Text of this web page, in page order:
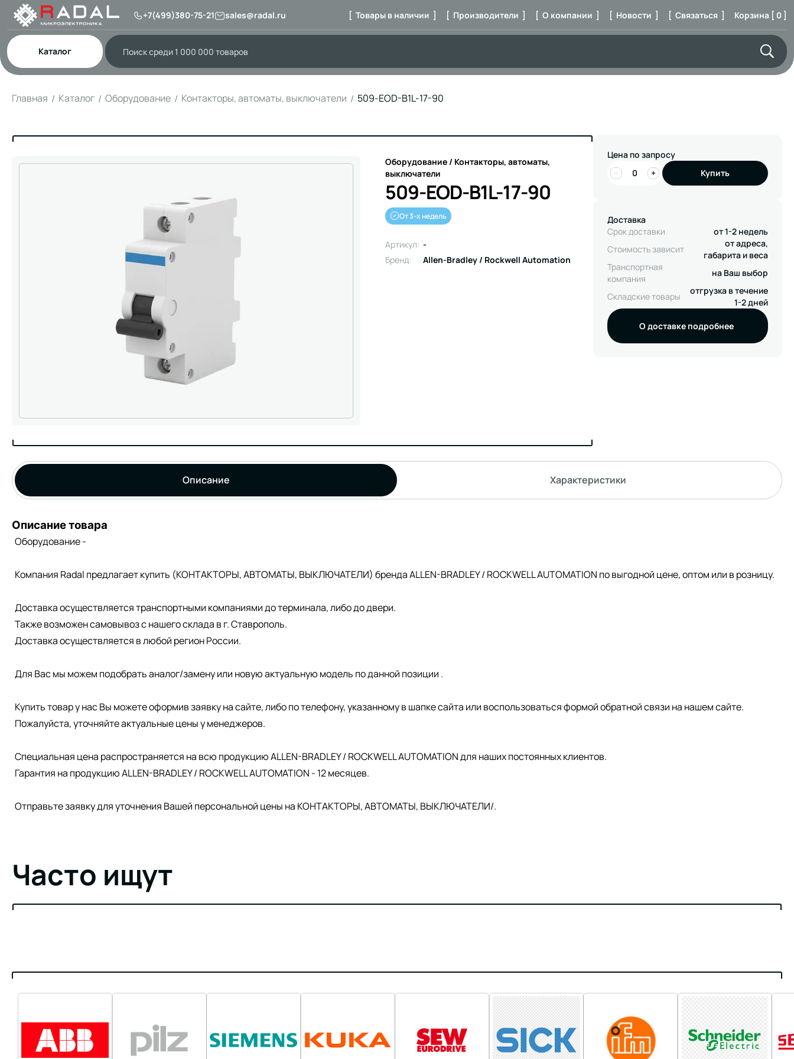
+7(499)380-75-21 sales@radal.ru [ Товары в наличии ] [ Производители ] [ О компании ] [ Новости ] [ Связаться ] Корзина [ 0 ]
Каталог
Главная Каталог Оборудование Контакторы, автоматы, выключатели 509-EOD-B1L-17-90
Оборудование / Контакторы, автоматы,
выключатели
509-EOD-B1L-17-90
От 3-х недель
Артикул: -
Бренд:
Allen-Bradley / Rockwell Automation
Цена по запросу
−
+ Купить
Доставка
Срок доставки
от 1-2 недель
Стоимость зависит
от адреса,
габарита и веса
Транспортная
компания
на Ваш выбор
Складские товары
отгрузка в течение
1-2 дней
О доставке подробнее
Описание Характеристики
Описание товара
Оборудование -
Компания Radal предлагает купить (КОНТАКТОРЫ, АВТОМАТЫ, ВЫКЛЮЧАТЕЛИ) бренда ALLEN-BRADLEY / ROCKWELL AUTOMATION по выгодной цене, оптом или в розницу.
Доставка осуществляется транспортными компаниями до терминала, либо до двери.
Также возможен самовывоз с нашего склада в г. Ставрополь.
Доставка осуществляется в любой регион России.
Для Вас мы можем подобрать аналог/замену или новую актуальную модель по данной позиции .
Купить товар у нас Вы можете оформив заявку на сайте, либо по телефону, указанному в шапке сайта или воспользоваться формой обратной связи на нашем сайте.
Пожалуйста, уточняйте актуальные цены у менеджеров.
Специальная цена распространяется на всю продукцию ALLEN-BRADLEY / ROCKWELL AUTOMATION для наших постоянных клиентов.
Гарантия на продукцию ALLEN-BRADLEY / ROCKWELL AUTOMATION - 12 месяцев.
Отправьте заявку для уточнения Вашей персональной цены на КОНТАКТОРЫ, АВТОМАТЫ, ВЫКЛЮЧАТЕЛИ/.
Часто ищут